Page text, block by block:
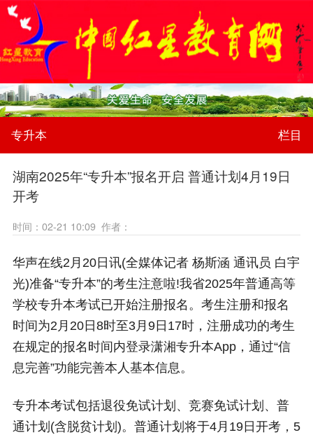
专升本 栏目
湖南2025年“专升本”报名开启 普通计划4月19日
开考
时间：02-21 10:09 作者：
华声在线2月20日讯(全媒体记者 杨斯涵 通讯员 白宇
光)准备“专升本”的考生注意啦!我省2025年普通高等
学校专升本考试已开始注册报名。考生注册和报名
时间为2月20日8时至3月9日17时，注册成功的考生
在规定的报名时间内登录潇湘专升本App，通过“信
息完善”功能完善本人基本信息。
专升本考试包括退役免试计划、竞赛免试计划、普
通计划(含脱贫计划)。普通计划将于4月19日开考，5